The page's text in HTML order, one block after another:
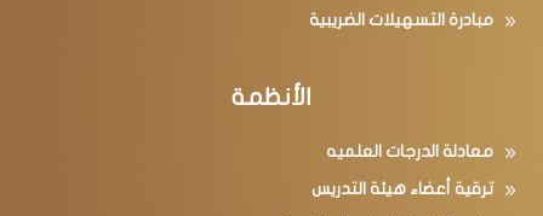
مبادرة التسهيلات الضريبية
الأنظمة
معادلة الدرجات العلميه
ترقية أعضاء هيئة التدريس